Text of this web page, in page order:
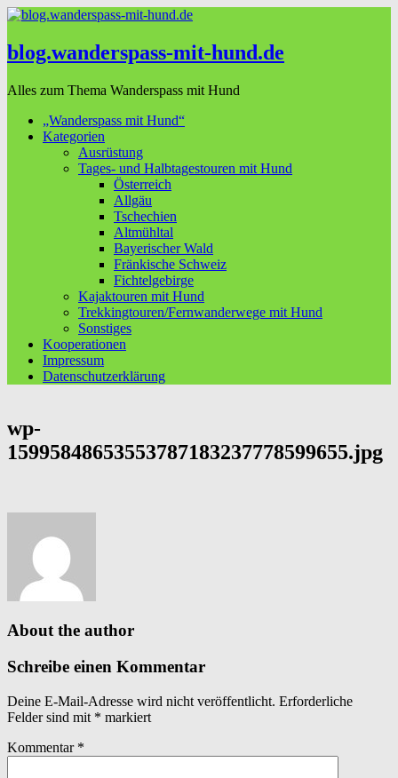
blog.wanderspass-mit-hund.de
Alles zum Thema Wanderspass mit Hund
„Wanderspass mit Hund“
Kategorien
Ausrüstung
Tages- und Halbtagestouren mit Hund
Österreich
Allgäu
Tschechien
Altmühltal
Bayerischer Wald
Fränkische Schweiz
Fichtelgebirge
Kajaktouren mit Hund
Trekkingtouren/Fernwanderwege mit Hund
Sonstiges
Kooperationen
Impressum
Datenschutzerklärung
wp-
15995848653553787183237778599655.jpg
About the author
Schreibe einen Kommentar
Deine E-Mail-Adresse wird nicht veröffentlicht. Erforderliche
Felder sind mit * markiert
Kommentar *